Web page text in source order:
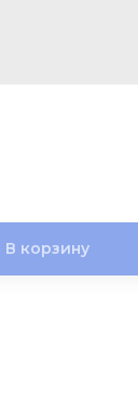
В корзину